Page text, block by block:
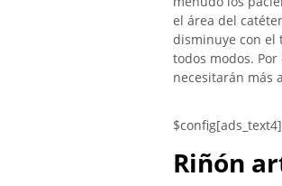
el área del
disminuye con el
todos modos.
necesitarán más
Riñón